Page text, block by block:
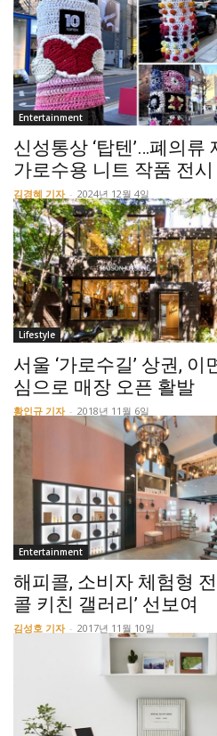
Entertainment
신성통상 ‘탑텐’…폐의류
가로수용 니트 작품 전시
김경혜 기자 - 2024년 12월 4일
Lifestyle
서울 ‘가로수길’ 상권, 이
심으로 매장 오픈 활발
황인규 기자 - 2018년 11월 6일
Entertainment
해피콜, 소비자 체험형 전
콜 키친 갤러리’ 선보여
김성호 기자 - 2017년 11월 10일